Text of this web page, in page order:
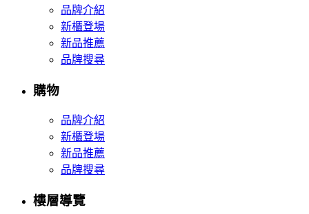
品牌介紹
新櫃登場
新品推薦
品牌搜尋
購物
品牌介紹
新櫃登場
新品推薦
品牌搜尋
樓層導覽